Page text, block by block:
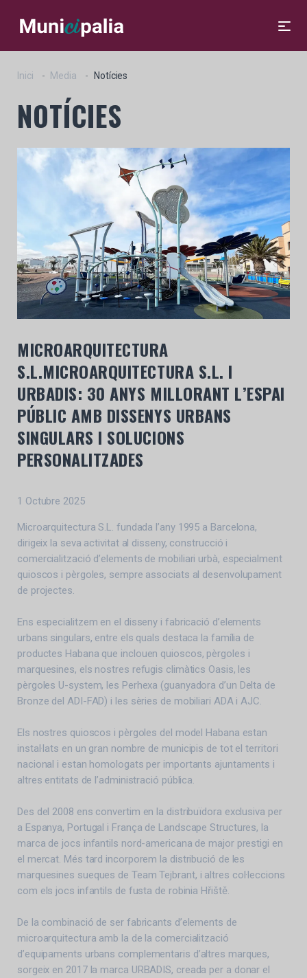
Inici Media Notícies
NOTÍCIES
MICROARQUITECTURA
S.L.MICROARQUITECTURA S.L. I
URBADIS: 30 ANYS MILLORANT L’ESPAI
PÚBLIC AMB DISSENYS URBANS
SINGULARS I SOLUCIONS
PERSONALITZADES
1 Octubre 2025
Microarquitectura S.L. fundada l’any 1995 a Barcelona,
dirigeix la seva activitat al disseny, construcció i
comercialització d’elements de mobiliari urbà, especialment
quioscos i pèrgoles, sempre associats al desenvolupament
de projectes.
Ens especialitzem en el disseny i fabricació d’elements
urbans singulars, entre els quals destaca la família de
productes Habana que inclouen quioscos, pèrgoles i
marquesines, els nostres refugis climàtics Oasis, les
pèrgoles U-system, les Perhexa (guanyadora d’un Delta de
Bronze del ADI-FAD) i les sèries de mobiliari ADA i AJC.
Els nostres quioscos i pèrgoles del model Habana estan
instal·lats en un gran nombre de municipis de tot el territori
nacional i estan homologats per importants ajuntaments i
altres entitats de l’administració pública.
Des del 2008 ens convertim en la distribuïdora exclusiva per
a Espanya, Portugal i França de Landscape Structures, la
marca de jocs infantils nord-americana de major prestigi en
el mercat. Més tard incorporem la distribució de les
marquesines sueques de Team Tejbrant, i altres col·leccions
com els jocs infantils de fusta de robinia Hřiště.
De la combinació de ser fabricants d’elements de
microarquitectura amb la de la comercialització
d’equipaments urbans complementaris d’altres marques,
sorgeix en 2017 la marca URBADIS, creada per a donar el